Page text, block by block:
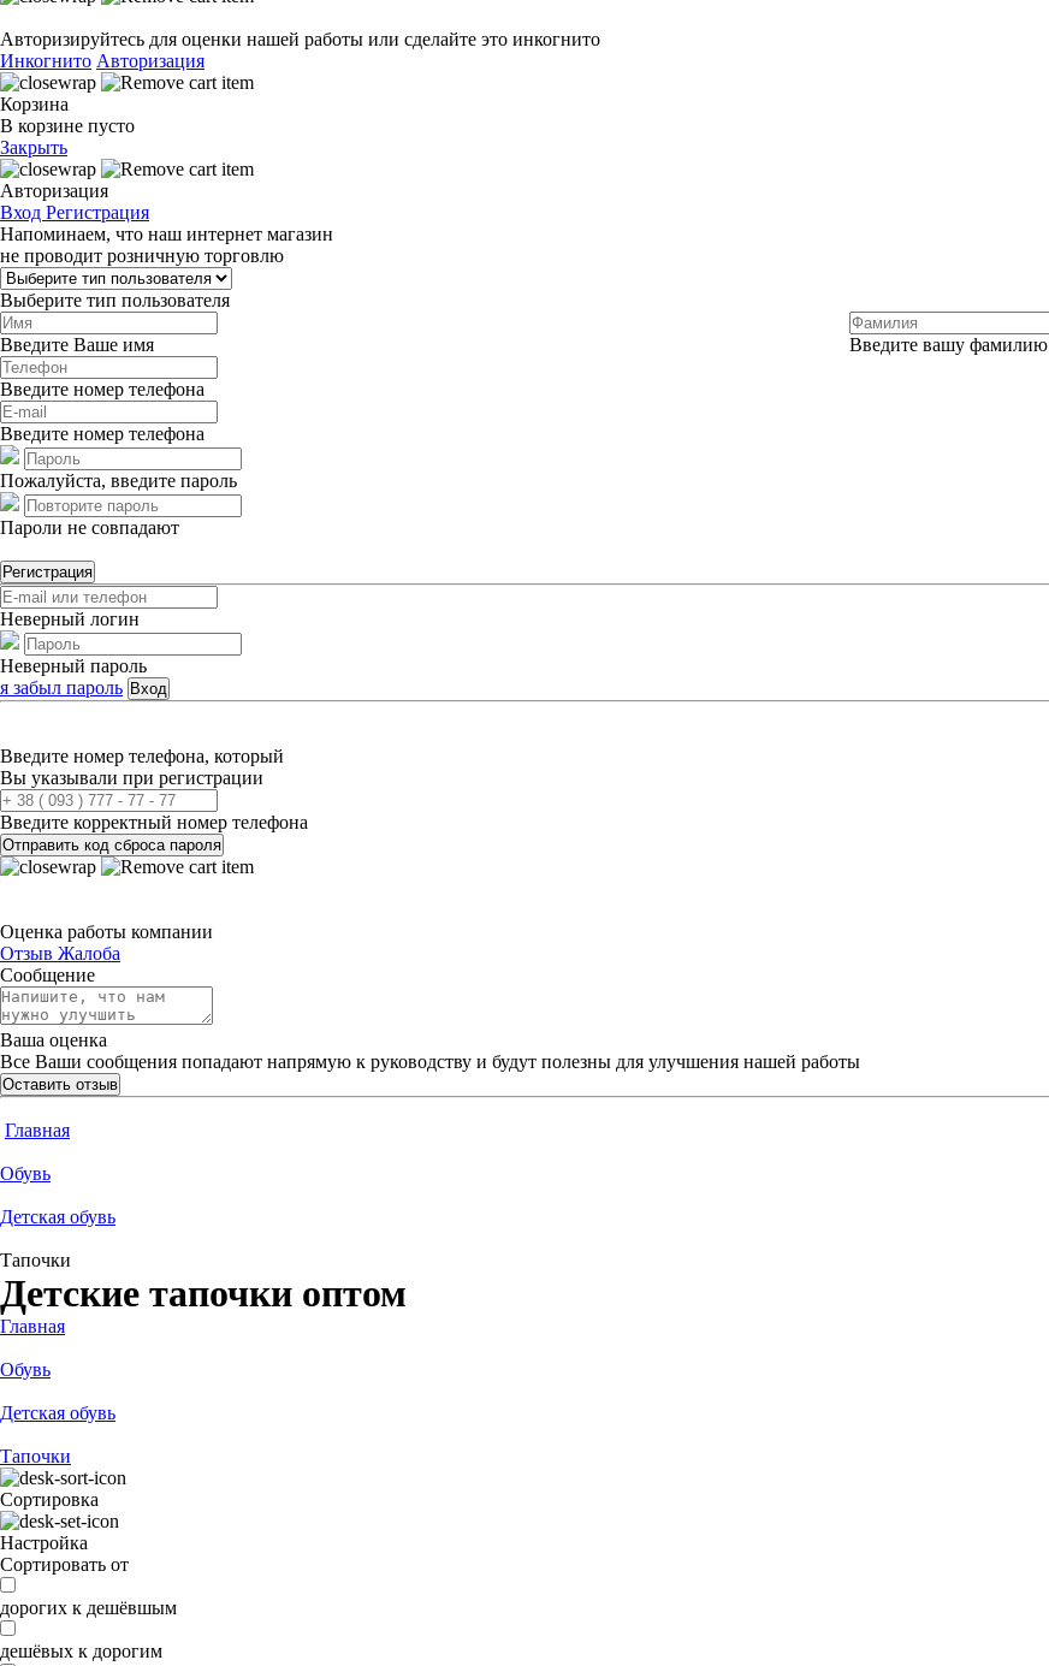
Авторизируйтесь для оценки нашей работы или сделайте это инкогнито
Инкогнито Авторизация
Корзина
В корзине пусто
Закрыть
Авторизация
Вход Регистрация
Напоминаем, что наш интернет магазин
не проводит розничную торговлю
Выберите тип пользователя
Введите Ваше имя Введите вашу фамилию
Введите номер телефона
Введите номер телефона
Пожалуйста, введите пароль
Пароли не совпадают
Регистрация
Неверный логин
Неверный пароль
я забыл пароль Вход
Введите номер телефона, который
Вы указывали при регистрации
Введите корректный номер телефона
Отправить код сброса пароля
Оценка работы компании
Отзыв Жалоба
Сообщение
Ваша оценка
Все Ваши сообщения попадают напрямую к руководству и будут полезны для улучшения нашей работы
Оставить отзыв
Главная
Обувь
Детская обувь
Тапочки
Детские тапочки оптом
Главная
Обувь
Детская обувь
Тапочки
Сортировка
Настройка
Сортировать от
дорогих к дешёвшым
дешёвых к дорогим